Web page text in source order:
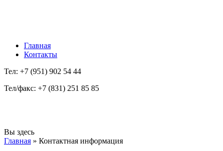
Главная
Контакты
Тел: +7 (951) 902 54 44
Тел/факс: +7 (831) 251 85 85
Вы здесь
Главная » Контактная информация